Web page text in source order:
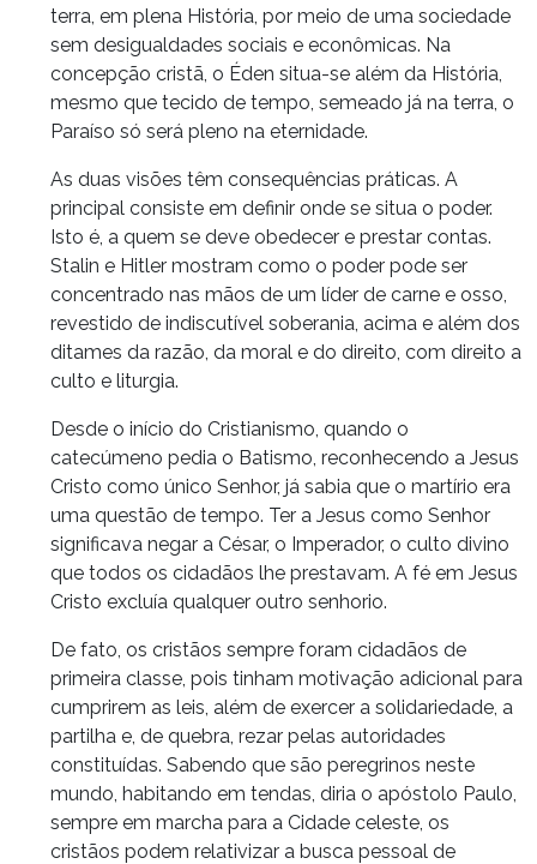
terra, em plena História, por meio de uma sociedade
sem desigualdades sociais e econômicas. Na
concepção cristã, o Éden situa-se além da História,
mesmo que tecido de tempo, semeado já na terra, o
Paraíso só será pleno na eternidade.
As duas visões têm consequências práticas. A
principal consiste em definir onde se situa o poder.
Isto é, a quem se deve obedecer e prestar contas.
Stalin e Hitler mostram como o poder pode ser
concentrado nas mãos de um líder de carne e osso,
revestido de indiscutível soberania, acima e além dos
ditames da razão, da moral e do direito, com direito a
culto e liturgia.
Desde o início do Cristianismo, quando o
catecúmeno pedia o Batismo, reconhecendo a Jesus
Cristo como único Senhor, já sabia que o martírio era
uma questão de tempo. Ter a Jesus como Senhor
significava negar a César, o Imperador, o culto divino
que todos os cidadãos lhe prestavam. A fé em Jesus
Cristo excluía qualquer outro senhorio.
De fato, os cristãos sempre foram cidadãos de
primeira classe, pois tinham motivação adicional para
cumprirem as leis, além de exercer a solidariedade, a
partilha e, de quebra, rezar pelas autoridades
constituídas. Sabendo que são peregrinos neste
mundo, habitando em tendas, diria o apóstolo Paulo,
sempre em marcha para a Cidade celeste, os
cristãos podem relativizar a busca pessoal de